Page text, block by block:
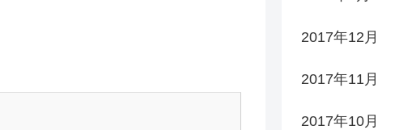
2017年12月
2017年11月
2017年10月